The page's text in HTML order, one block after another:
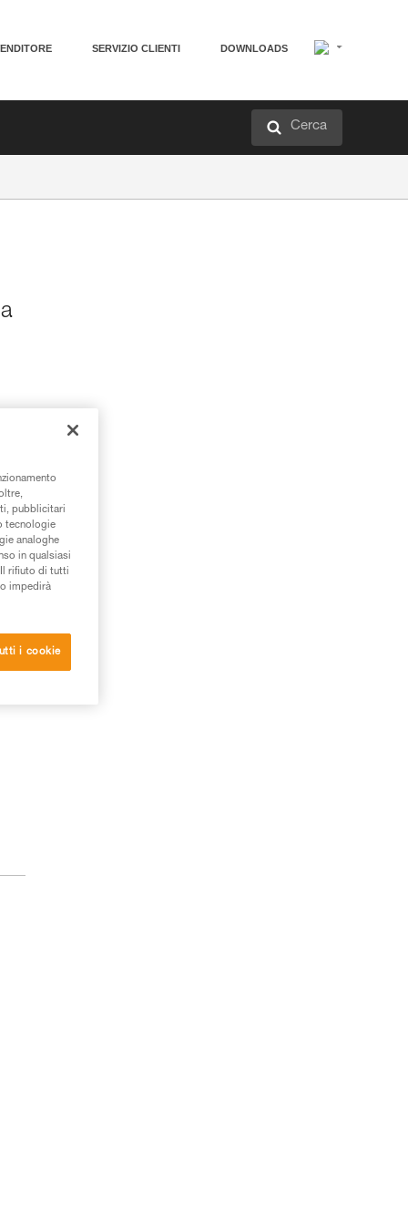
SERVIZIO CLIENTI DOWNLOADS
Cerca
pubblicitari
tecnologie
analoghe
in qualsiasi
rifiuto di tutti
impedirà
i cookie